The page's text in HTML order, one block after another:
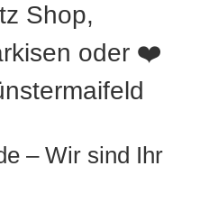
Shop,
oder ❤️
– Wir sind Ihr